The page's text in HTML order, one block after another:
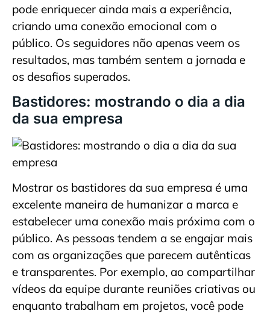
pode enriquecer ainda mais a experiência,
criando uma conexão emocional com o
público. Os seguidores não apenas veem os
resultados, mas também sentem a jornada e
os desafios superados.
Bastidores: mostrando o dia a dia
da sua empresa
Mostrar os bastidores da sua empresa é uma
excelente maneira de humanizar a marca e
estabelecer uma conexão mais próxima com o
público. As pessoas tendem a se engajar mais
com as organizações que parecem autênticas
e transparentes. Por exemplo, ao compartilhar
vídeos da equipe durante reuniões criativas ou
enquanto trabalham em projetos, você pode